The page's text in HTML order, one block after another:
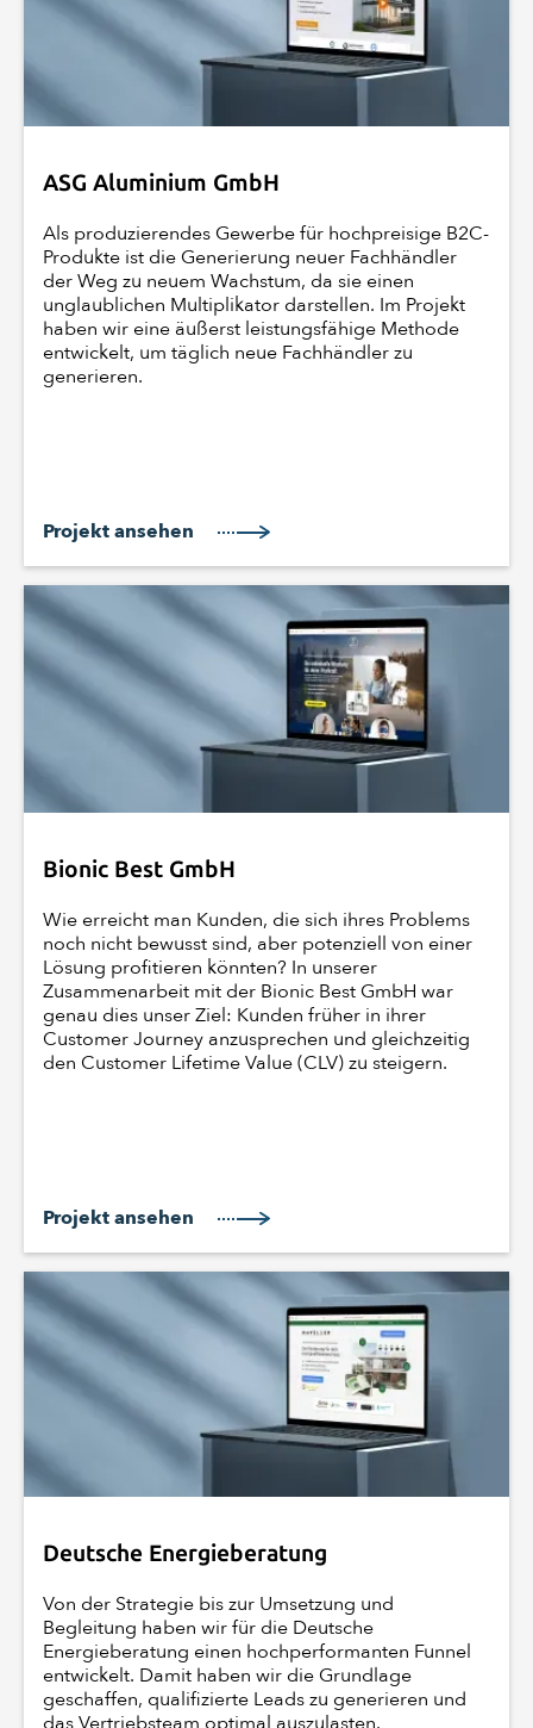
ASG Aluminium GmbH
Als produzierendes Gewerbe für hochpreisige B2C-
Produkte ist die Generierung neuer Fachhändler
der Weg zu neuem Wachstum, da sie einen
unglaublichen Multiplikator darstellen. Im Projekt
haben wir eine äußerst leistungsfähige Methode
entwickelt, um täglich neue Fachhändler zu
generieren.
Projekt ansehen
Bionic Best GmbH
Wie erreicht man Kunden, die sich ihres Problems
noch nicht bewusst sind, aber potenziell von einer
Lösung profitieren könnten? In unserer
Zusammenarbeit mit der Bionic Best GmbH war
genau dies unser Ziel: Kunden früher in ihrer
Customer Journey anzusprechen und gleichzeitig
den Customer Lifetime Value (CLV) zu steigern.
Projekt ansehen
Deutsche Energieberatung
Von der Strategie bis zur Umsetzung und
Begleitung haben wir für die Deutsche
Energieberatung einen hochperformanten Funnel
entwickelt. Damit haben wir die Grundlage
geschaffen, qualifizierte Leads zu generieren und